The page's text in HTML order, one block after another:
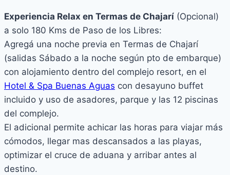
Experiencia Relax en Termas de Chajarí (Opcional)
a solo 180 Kms de Paso de los Libres:
Agregá una noche previa en Termas de Chajarí
(salidas Sábado a la noche según pto de embarque)
con alojamiento dentro del complejo resort, en el
Hotel & Spa Buenas Aguas con desayuno buffet
incluido y uso de asadores, parque y las 12 piscinas
del complejo.
El adicional permite achicar las horas para viajar más
cómodos, llegar mas descansados a las playas,
optimizar el cruce de aduana y arribar antes al
destino.